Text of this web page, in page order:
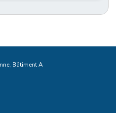
Bâtiment A